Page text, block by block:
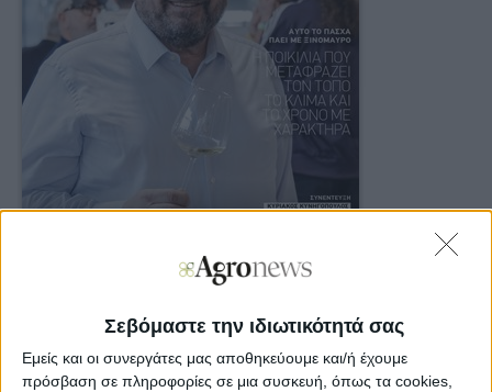
Σεβόμαστε την ιδιωτικότητά σας
Εμείς και οι συνεργάτες μας αποθηκεύουμε και/ή έχουμε
πρόσβαση σε πληροφορίες σε μια συσκευή, όπως τα cookies,